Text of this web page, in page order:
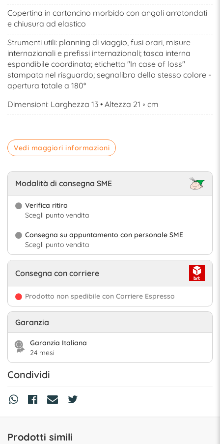
Copertina in cartoncino morbido con angoli arrotondati
e chiusura ad elastico
Strumenti utili: planning di viaggio, fusi orari, misure
internazionali e prefissi internazionali; tasca interna
espandibile coordinata; etichetta ''In case of loss''
stampata nel risguardo; segnalibro dello stesso colore -
apertura totale a 180°
Dimensioni: Larghezza 13 • Altezza 21 ◦ cm
Vedi maggiori informazioni
Modalità di consegna SME
Verifica ritiro
Scegli punto vendita
Consegna su appuntamento con personale SME
Scegli punto vendita
Consegna con corriere
Prodotto non spedibile con Corriere Espresso
Garanzia
Garanzia Italiana
24 mesi
Condividi
Prodotti simili